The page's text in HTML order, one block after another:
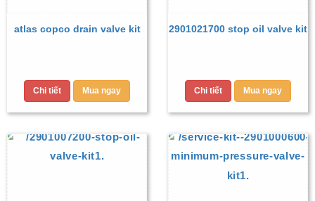
atlas copco drain valve kit
Chi tiết Mua ngay
2901021700 stop oil valve kit
Chi tiết Mua ngay